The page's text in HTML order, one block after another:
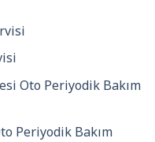
Oto Periyodik Bakım
Periyodik Bakım